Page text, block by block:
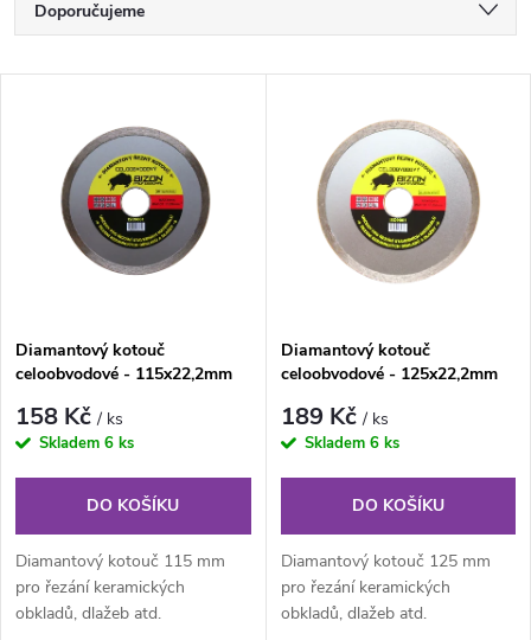
Ř
a
p
r
o
d
u
Doporučujeme
Nejprodávanější
Abecedně
s
p
r
d
Diamantový kotouč
celoobvodové - 115x22,2mm
obkladů a dlažby
158 Kč/ ks
Skladem 6 ks
DO KOŠÍKU
Diamantový kotouč 115 mm
pro řezání keramických
obkladů, dlažeb atd.
Diamantový kotouč
celoobvodové - 125x22,2mm
obkladů a dlažby
189 Kč/ ks
Skladem 6 ks
DO KOŠÍKU
Diamantový kotouč 125 mm
pro řezání keramických
obkladů, dlažeb atd.